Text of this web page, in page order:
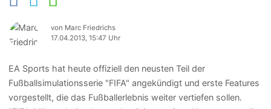
von Marc Friedrichs
17.04.2013, 15:47 Uhr
EA Sports hat heute offiziell den neusten Teil der
Fußballsimulationsserie "FIFA" angekündigt und erste Features
vorgestellt, die das Fußballerlebnis weiter vertiefen sollen.